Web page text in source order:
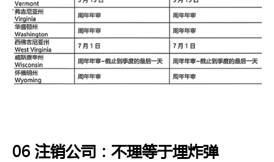
06 注销公司：不理等于埋炸弹